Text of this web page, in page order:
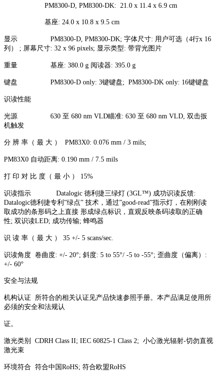
PM8300-D, PM8300-DK: 21.0 x 11.4 x 6.9 cm
基座: 24.0 x 10.8 x 9.5 cm
显示 PM8300-D, PM8300-DK; 字体尺寸: 用户可选（4行x 16
列） ; 屏幕尺寸: 32 x 96 pixels; 显示类型: 带背光图片
重量 基座: 380.0 g 阅读器: 395.0 g
键盘 PM8300-D only: 3键键盘; PM8300-DK only: 16键键盘
识读性能
光源 630 至 680 nm VLD瞄准: 630 至 680 nm VLD, 双击扳
机触发
分 辨 率（ 最 大 ） PM83X0: 0.076 mm / 3 mils;
PM83X0 自动距离: 0.190 mm / 7.5 mils
打 印 对 比 度（ 最 小 ） 15%
识读指示 Datalogic 徳利捷三绿灯 (3GL™) 成功识读反馈:
Datalogic德利捷专利”绿点” 技术，通过”good-read”指示灯，在刚刚读
取成功的条形码之上直接 形成绿点标识，直观反映条码读取的正确
性; 双识读LED; 成功传输; 蜂鸣器
识 读 率（ 最 大 ） 35 +/- 5 scans/sec.
识读角度 卷曲度: +/- 20°; 斜度: 5 to 55°/ -5 to -55°; 歪曲度（偏离）:
+/- 60°
安全与法规
机构认证 所符合的相关认证见产品快速参照手册。本产品满足使用所
必须的安全和法规认
证。
激光类别 CDRH Class II; IEC 60825-1 Class 2; 小心激光辐射-切勿直视
激光束
环境符合 符合中国RoHS; 符合欧盟RoHS